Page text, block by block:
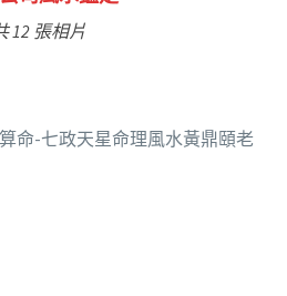
命-七政天星命理風水黃鼎頤老